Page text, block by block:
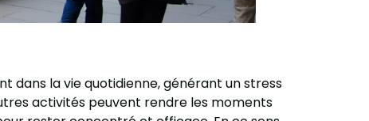
dans la vie quotidienne, générant un stress
activités peuvent rendre les moments